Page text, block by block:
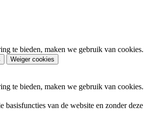
te bieden, maken we gebruik van
Weiger cookies
te bieden, maken we gebruik van
van de website en zonder